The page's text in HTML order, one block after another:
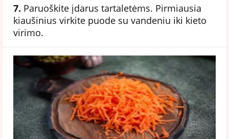
7. Paruoškite įdarus tartaletėms. Pirmiausia
kiaušinius virkite puode su vandeniu iki kieto
virimo.